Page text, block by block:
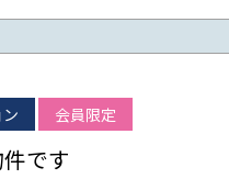
会員限定
です